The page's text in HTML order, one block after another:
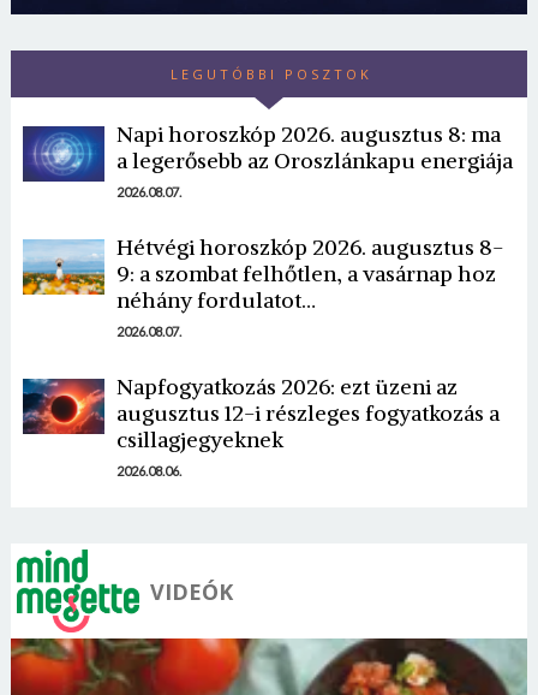
LEGUTÓBBI POSZTOK
Napi horoszkóp 2026. augusztus 8: ma
a legerősebb az Oroszlánkapu energiája
2026.08.07.
Hétvégi horoszkóp 2026. augusztus 8-
9: a szombat felhőtlen, a vasárnap hoz
néhány fordulatot…
2026.08.07.
Napfogyatkozás 2026: ezt üzeni az
augusztus 12-i részleges fogyatkozás a
csillagjegyeknek
2026.08.06.
VIDEÓK